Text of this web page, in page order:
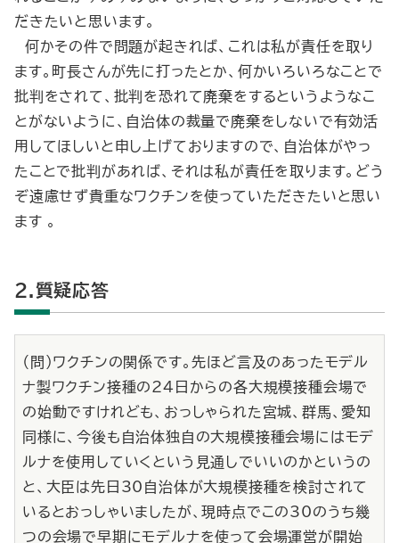
だきたいと思います。
何かその件で問題が起きれば、これは私が責任を取り
ます。町長さんが先に打ったとか、何かいろいろなことで
批判をされて、批判を恐れて廃棄をするというようなこ
とがないように、自治体の裁量で廃棄をしないで有効活
用してほしいと申し上げておりますので、自治体がやっ
たことで批判があれば、それは私が責任を取ります。どう
ぞ遠慮せず貴重なワクチンを使っていただきたいと思い
ます 。
2.質疑応答
（問）ワクチンの関係です。先ほど言及のあったモデル
ナ製ワクチン接種の24日からの各大規模接種会場で
の始動ですけれども、おっしゃられた宮城、群馬、愛知
同様に、今後も自治体独自の大規模接種会場にはモデ
ルナを使用していくという見通しでいいのかというの
と、大臣は先日30自治体が大規模接種を検討されて
いるとおっしゃいましたが、現時点でこの30のうち幾
つの会場で早期にモデルナを使って会場運営が開始